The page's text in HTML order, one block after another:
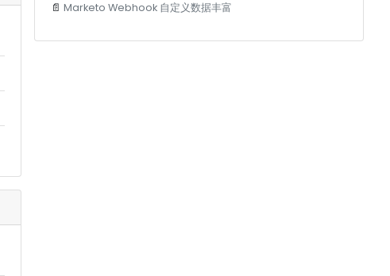
📄 Marketo Webhook 自定义数据丰富